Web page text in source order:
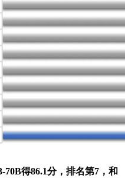
得86.1分，排名第7，和